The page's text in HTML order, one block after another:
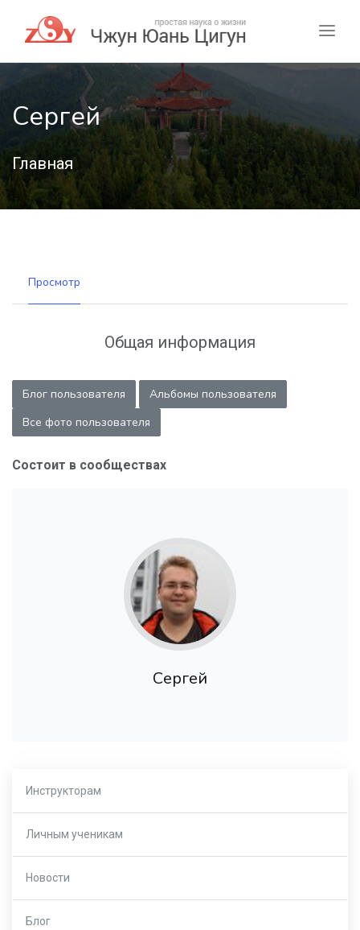
Сергей
Главная
Просмотр
Общая информация
Блог пользователя
Альбомы пользователя
Все фото пользователя
Состоит в сообществах
Сергей
Инструкторам
Личным ученикам
Новости
Блог